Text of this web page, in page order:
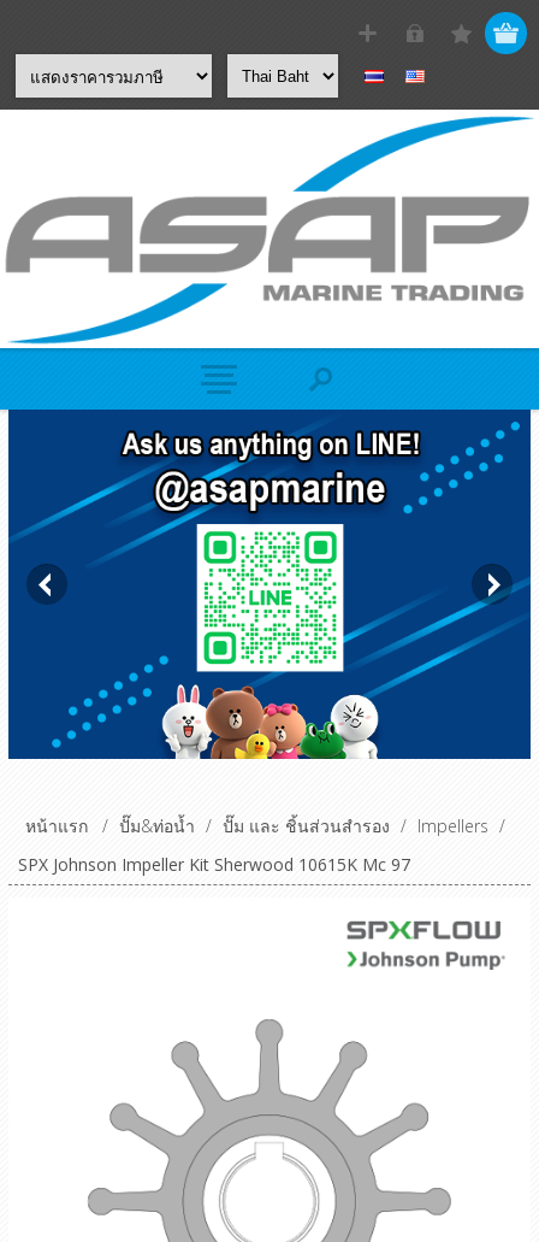
หน้าแรก / ปั๊ม&ท่อน้ำ / ปั๊ม และ ชิ้นส่วนสำรอง / Impellers /
SPX Johnson Impeller Kit Sherwood 10615K Mc 97